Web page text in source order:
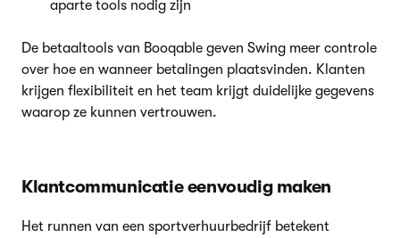
aparte tools nodig zijn
De betaaltools van Booqable geven Swing meer controle
over hoe en wanneer betalingen plaatsvinden. Klanten
krijgen flexibiliteit en het team krijgt duidelijke gegevens
waarop ze kunnen vertrouwen.
Klantcommunicatie eenvoudig maken
Het runnen van een sportverhuurbedrijf betekent